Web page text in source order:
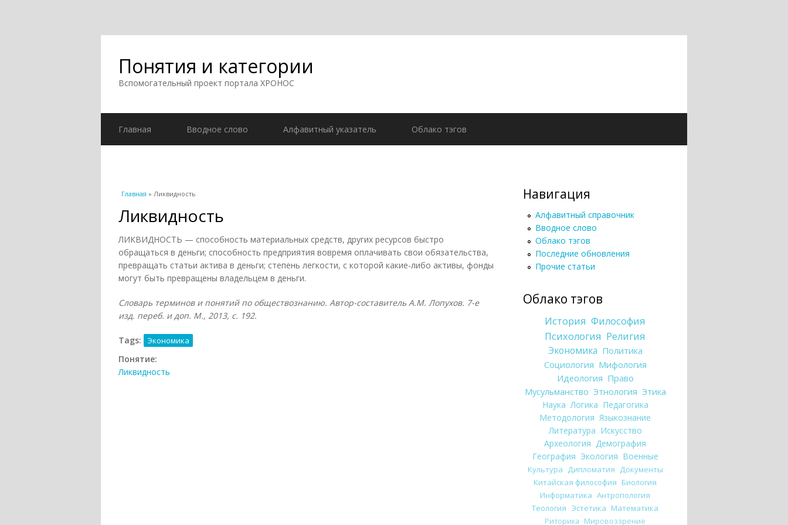
Понятия и категории
Вспомогательный проект портала ХРОНОС
Главная Вводное слово Алфавитный указатель Облако тэгов
Вы здесь
Главная » Ликвидность
Ликвидность
ЛИКВИДНОСТЬ — способность материальных средств, других ресурсов быстро
обращаться в деньги; способность предприятия вовремя оплачивать свои обязательства,
превращать статьи актива в деньги; степень легкости, с которой какие-либо активы, фонды
могут быть превращены владельцем в деньги.
Словарь терминов и понятий по обществознанию. Автор-составитель А.М. Лопухов. 7-е
изд. переб. и доп. М., 2013, с. 192.
Tags: Экономика
Понятие:
Ликвидность
Навигация
Алфавитный справочник
Вводное слово
Облако тэгов
Последние обновления
Прочие статьи
Облако тэгов
История Философия
Психология Религия
Экономика Политика
Социология Мифология
Идеология Право
Мусульманство Этнология Этика
Наука Логика Педагогика
Методология Языкознание
Литература Искусство
Археология Демография
География Экология Военные
Культура Дипломатия Документы
Китайская философия Биология
Информатика Антропология
Теология Эстетика Математика
Риторика Мировоззрение